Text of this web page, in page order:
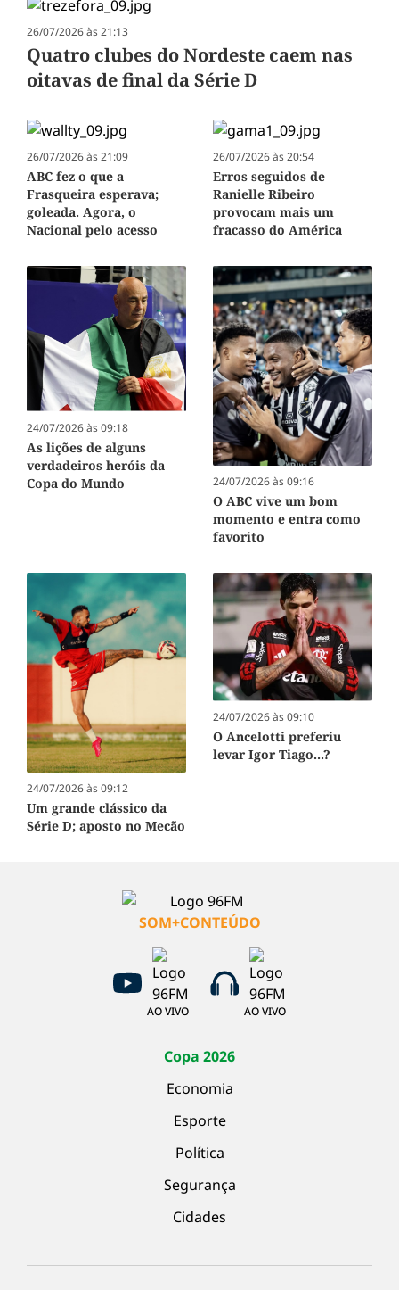
26/07/2026 às 21:13
Quatro clubes do Nordeste caem nas
oitavas de final da Série D
26/07/2026 às 21:09
ABC fez o que a
Frasqueira esperava;
goleada. Agora, o
Nacional pelo acesso
26/07/2026 às 20:54
Erros seguidos de
Ranielle Ribeiro
provocam mais um
fracasso do América
24/07/2026 às 09:18
As lições de alguns
verdadeiros heróis da
Copa do Mundo
24/07/2026 às 09:16
O ABC vive um bom
momento e entra como
favorito
24/07/2026 às 09:12
Um grande clássico da
Série D; aposto no Mecão
24/07/2026 às 09:10
O Ancelotti preferiu
levar Igor Tiago...?
SOM+CONTEÚDO
AO VIVO AO VIVO
Copa 2026
Economia
Esporte
Política
Segurança
Cidades